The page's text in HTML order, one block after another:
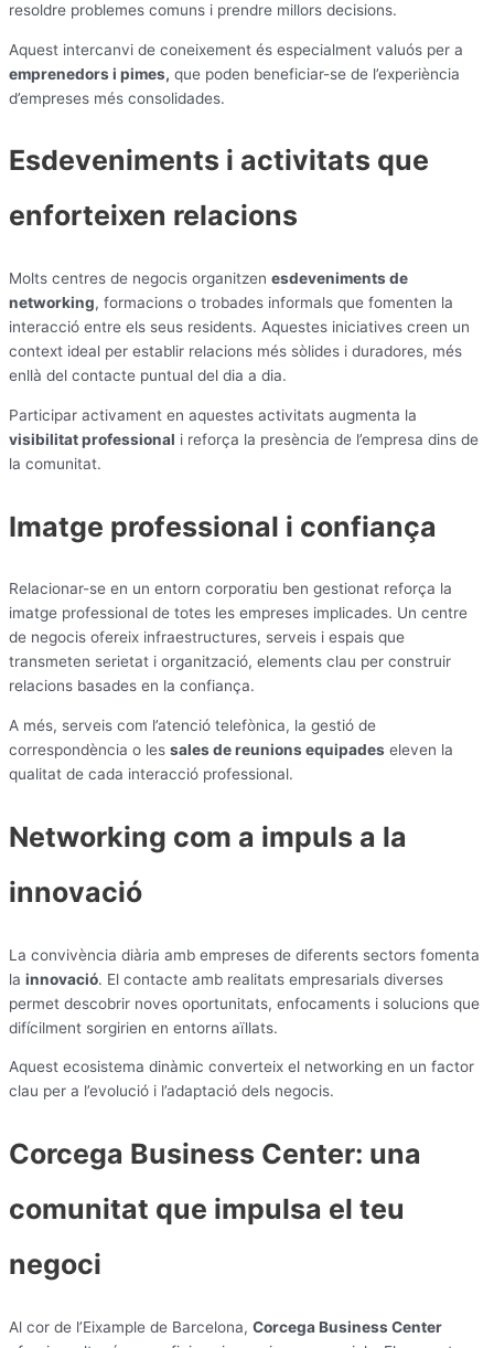
resoldre problemes comuns i prendre millors decisions.
Aquest intercanvi de coneixement és especialment valuós per a
emprenedors i pimes, que poden beneficiar-se de l’experiència
d’empreses més consolidades.
Esdeveniments i activitats que
enforteixen relacions
Molts centres de negocis organitzen esdeveniments de
networking, formacions o trobades informals que fomenten la
interacció entre els seus residents. Aquestes iniciatives creen un
context ideal per establir relacions més sòlides i duradores, més
enllà del contacte puntual del dia a dia.
Participar activament en aquestes activitats augmenta la
visibilitat professional i reforça la presència de l’empresa dins de
la comunitat.
Imatge professional i confiança
Relacionar-se en un entorn corporatiu ben gestionat reforça la
imatge professional de totes les empreses implicades. Un centre
de negocis ofereix infraestructures, serveis i espais que
transmeten serietat i organització, elements clau per construir
relacions basades en la confiança.
A més, serveis com l’atenció telefònica, la gestió de
correspondència o les sales de reunions equipades eleven la
qualitat de cada interacció professional.
Networking com a impuls a la
innovació
La convivència diària amb empreses de diferents sectors fomenta
la innovació. El contacte amb realitats empresarials diverses
permet descobrir noves oportunitats, enfocaments i solucions que
difícilment sorgirien en entorns aïllats.
Aquest ecosistema dinàmic converteix el networking en un factor
clau per a l’evolució i l’adaptació dels negocis.
Corcega Business Center: una
comunitat que impulsa el teu
negoci
Al cor de l’Eixample de Barcelona, Corcega Business Center